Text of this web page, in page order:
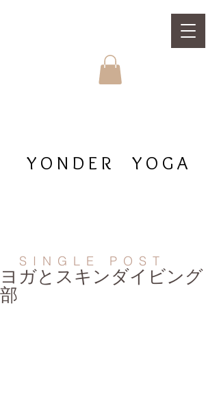
YONDER YOGA
SINGLE POST
ヨガとスキンダイビング
部